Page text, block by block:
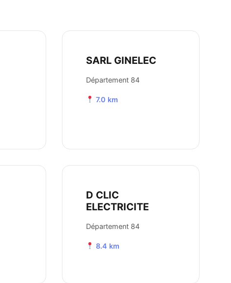
SARL GINELEC
Département 84
7.0 km
D CLIC
ELECTRICITE
Département 84
8.4 km